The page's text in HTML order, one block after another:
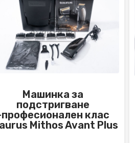
Машинка за
подстригване
клас
Mithos Avant Plus